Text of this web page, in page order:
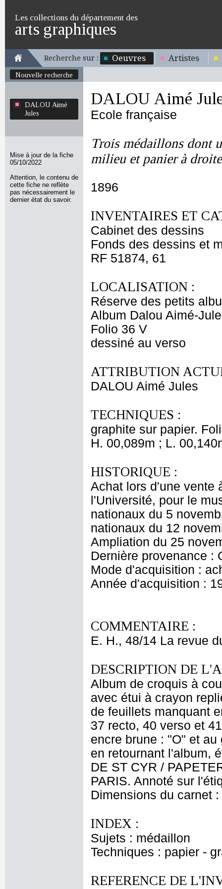
Les collections du département des
arts graphiques
Recherche sur : Oeuvres Artistes
Nouvelle recherche
DALOU Aimé
Jules
Mise à jour de la fiche
05/10/2022
Attention, le contenu de
cette fiche ne reflète
pas nécessairement le
dernier état du savoir.
DALOU Aimé
Ecole française
Trois médaillons dont
milieu et panier à droite
1896
INVENTAIRES ET
Cabinet des dessins
Fonds des dessins et
RF 51874, 61
LOCALISATION :
Réserve des petits
Album Dalou Aimé-
Folio 36 V
dessiné au verso
ATTRIBUTION
DALOU Aimé Jules
TECHNIQUES :
graphite sur papier.
H. 00,089m ; L.
HISTORIQUE :
Achat lors d'une vente
l'Université, pour le
nationaux du 5
nationaux du 12
Ampliation du 25
Dernière provenance :
Mode d'acquisition :
Année d'acquisition :
COMMENTAIRE :
E. H., 48/14 La revue
DESCRIPTION DE
Album de croquis à
avec étui à crayon
de feuillets manquant
37 recto, 40 verso et
encre brune : "O" et
en retournant l'album,
DE ST CYR /
PARIS. Annoté sur
Dimensions du carnet
INDEX :
Sujets : médaillon
Techniques : papier -
REFERENCE DE